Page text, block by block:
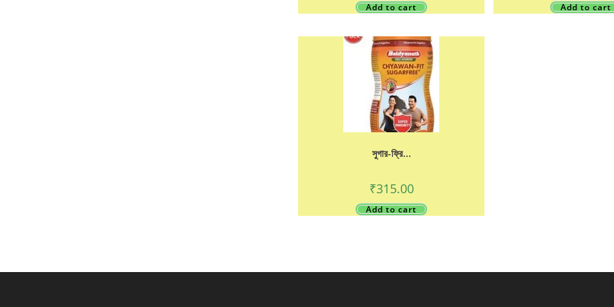
Add to cart Add to cart
সুগার-ফ্রি...
₹315.00
Add to cart